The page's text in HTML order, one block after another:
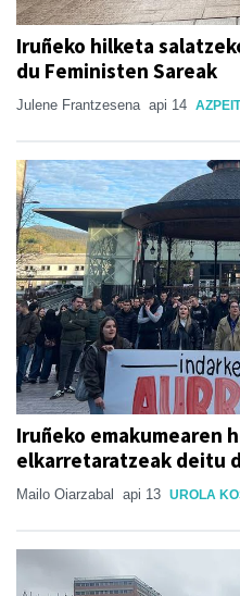
Iruñeko hilketa
du Feministen Sareak
Julene Frantzesena api 14
Iruñeko emakumearen
elkarretaratzeak deitu
Mailo Oiarzabal api 13 UROLA